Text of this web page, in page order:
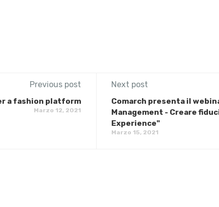
Previous post
a fashion platform
Marzo 12, 2021
Next post
Comarch presenta il
Management - Creare
Experience"
Marzo 15, 2021